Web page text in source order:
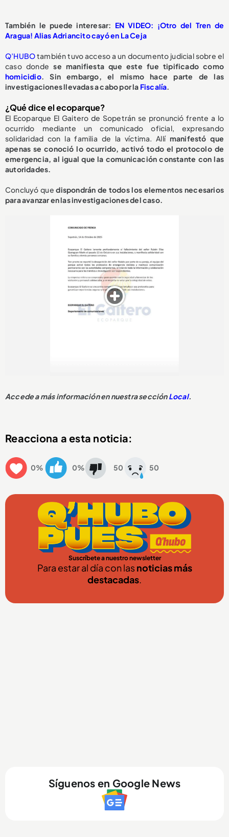
También le puede interesar: EN VIDEO: ¡Otro del Tren de
Aragua! Alias Adriancito cayó en La Ceja
Q’HUBOtambién tuvo acceso a un documento judicial sobre el
caso dondese manifiesta que este fue tipificado como
homicidio. Sin embargo, el mismo hace parte de las
investigaciones llevadas a cabo por la Fiscalía.
¿Qué dice el ecoparque?
El Ecoparque El Gaitero de Sopetrán se pronunció frente a lo
ocurrido mediante un comunicado oficial, expresando
solidaridad con la familia de la víctima. Allí manifestó que
apenas se conoció lo ocurrido, activó todo el protocolo de
emergencia, al igual que la comunicación constante con las
autoridades.
Concluyó quedispondrán de todos los elementos necesarios
para avanzar en las investigaciones del caso.
Accede a más información en nuestra secciónLocal.
Reacciona a esta noticia:
0% 0% 50 50
Suscríbete a nuestro newsletter
Para estar al día con lasnoticias más
destacadas.
Síguenos en Google News